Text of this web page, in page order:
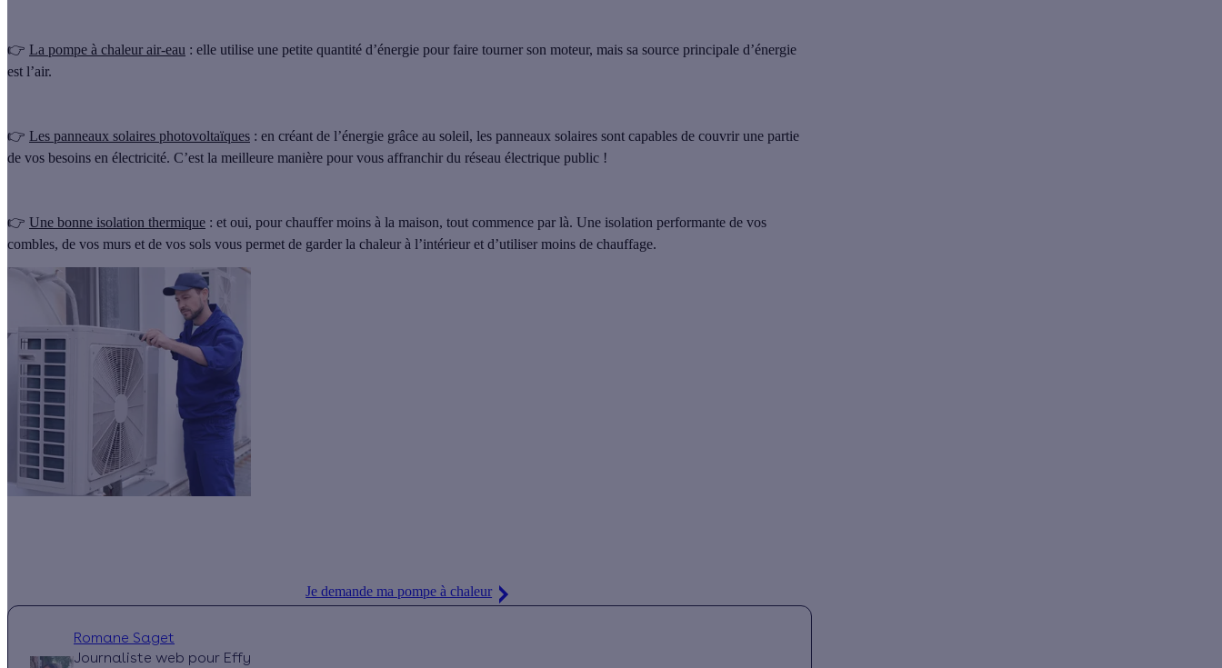
👉 La pompe à chaleur air-eau : elle utilise une petite quantité d’énergie pour faire tourner son moteur, mais sa source principale d’énergie
est l’air.
👉 Les panneaux solaires photovoltaïques : en créant de l’énergie grâce au soleil, les panneaux solaires sont capables de couvrir une partie
de vos besoins en électricité. C’est la meilleure manière pour vous affranchir du réseau électrique public !
👉 Une bonne isolation thermique : et oui, pour chauffer moins à la maison, tout commence par là. Une isolation performante de vos
combles, de vos murs et de vos sols vous permet de garder la chaleur à l’intérieur et d’utiliser moins de chauffage.
Je demande ma pompe à chaleur
Romane Saget
Journaliste web pour Effy